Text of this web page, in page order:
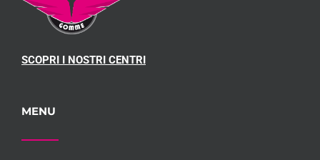
SCOPRI I NOSTRI CENTRI
MENU